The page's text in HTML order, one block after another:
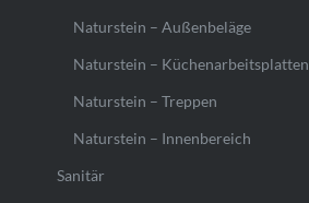
Naturstein – Außenbeläge
Naturstein – Küchenarbeitsplatten
Naturstein – Treppen
Naturstein – Innenbereich
Sanitär